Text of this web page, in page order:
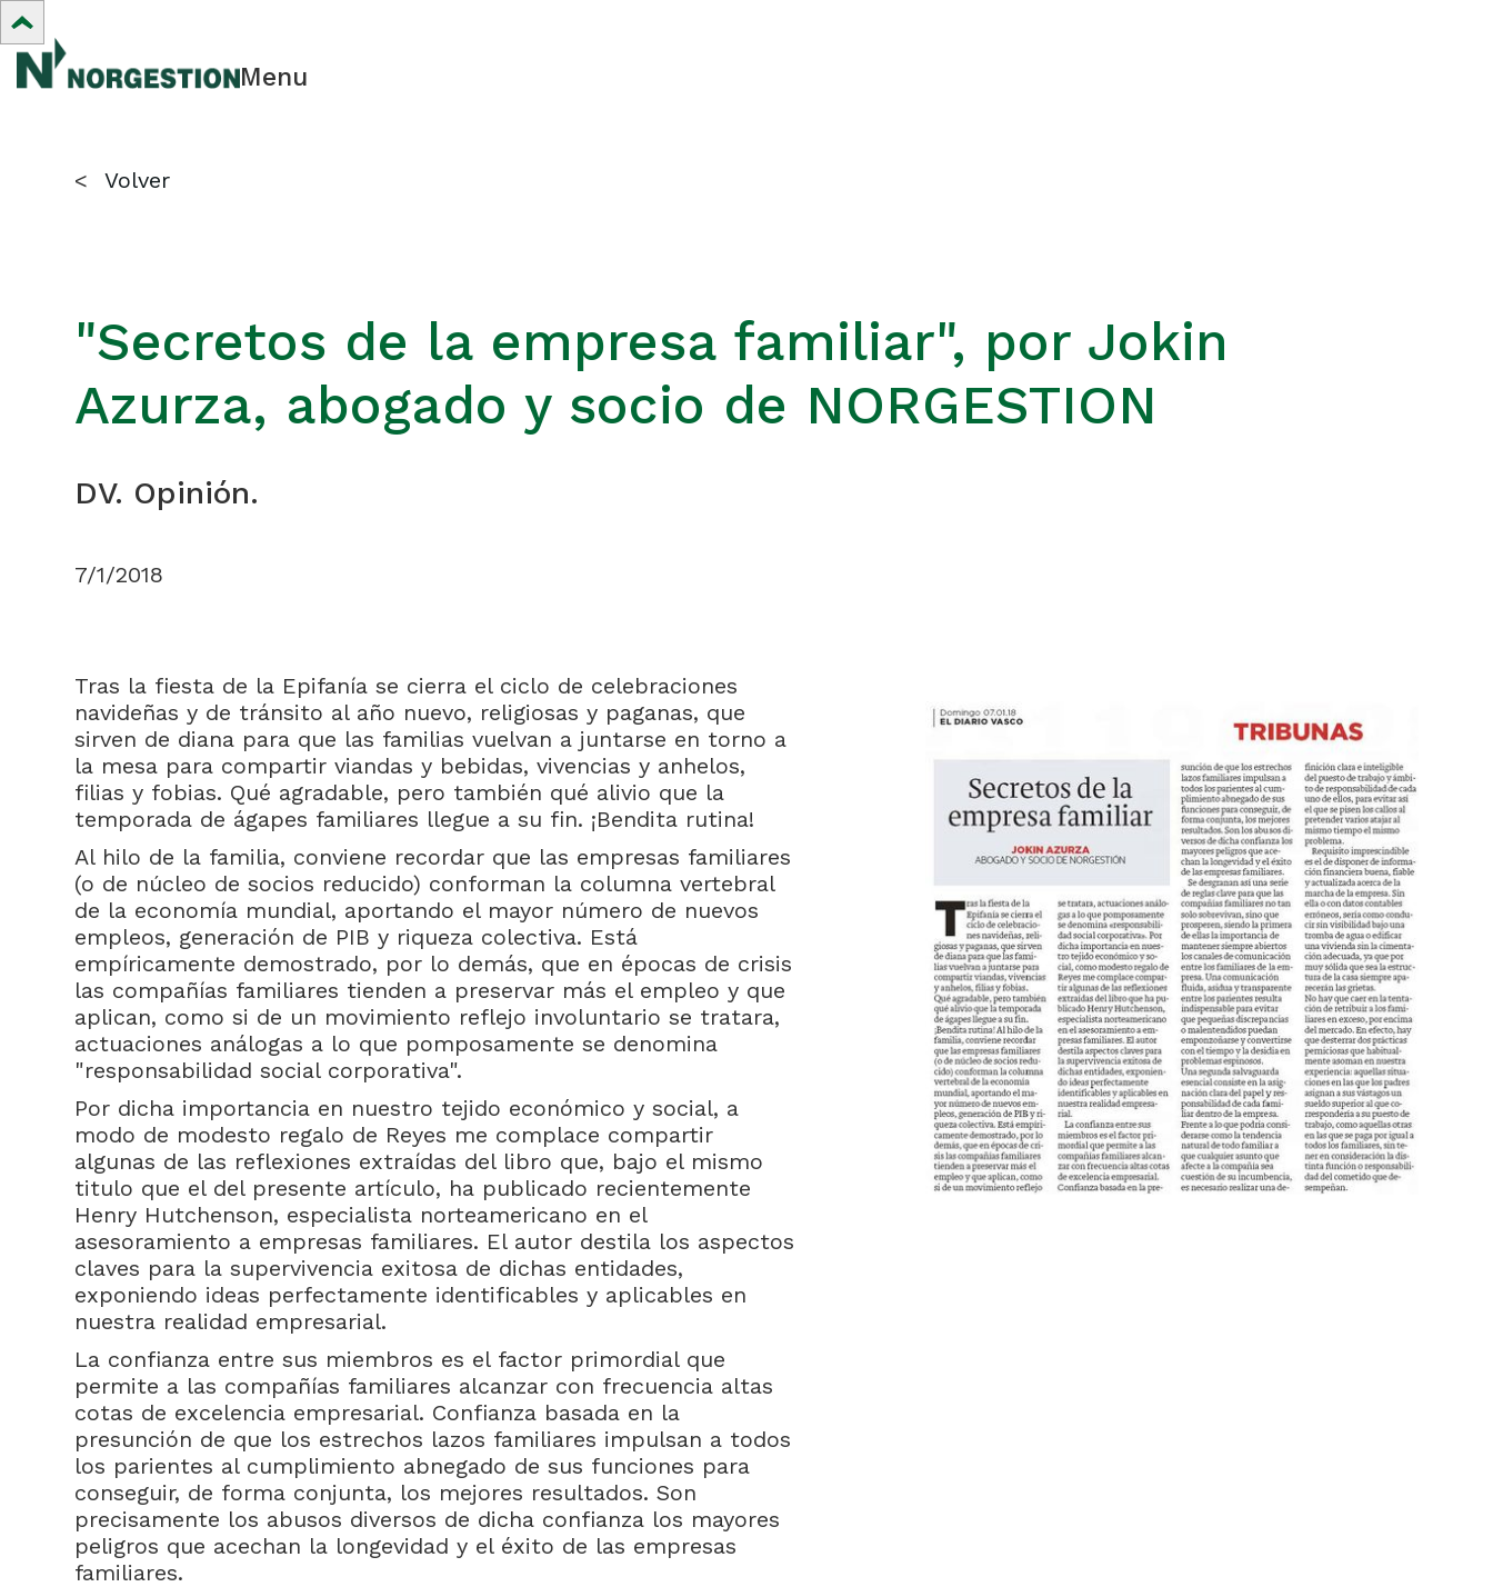
Menu
< Volver
"Secretos de la empresa familiar", por Jokin
Azurza, abogado y socio de NORGESTION
DV. Opinión.
7/1/2018
Tras la fiesta de la Epifanía se cierra el ciclo de celebraciones
navideñas y de tránsito al año nuevo, religiosas y paganas, que
sirven de diana para que las familias vuelvan a juntarse en torno a
la mesa para compartir viandas y bebidas, vivencias y anhelos,
filias y fobias. Qué agradable, pero también qué alivio que la
temporada de ágapes familiares llegue a su fin. ¡Bendita rutina!
Al hilo de la familia, conviene recordar que las empresas familiares
(o de núcleo de socios reducido) conforman la columna vertebral
de la economía mundial, aportando el mayor número de nuevos
empleos, generación de PIB y riqueza colectiva. Está
empíricamente demostrado, por lo demás, que en épocas de crisis
las compañías familiares tienden a preservar más el empleo y que
aplican, como si de un movimiento reflejo involuntario se tratara,
actuaciones análogas a lo que pomposamente se denomina
"responsabilidad social corporativa".
Por dicha importancia en nuestro tejido económico y social, a
modo de modesto regalo de Reyes me complace compartir
algunas de las reflexiones extraídas del libro que, bajo el mismo
titulo que el del presente artículo, ha publicado recientemente
Henry Hutchenson, especialista norteamericano en el
asesoramiento a empresas familiares. El autor destila los aspectos
claves para la supervivencia exitosa de dichas entidades,
exponiendo ideas perfectamente identificables y aplicables en
nuestra realidad empresarial.
La confianza entre sus miembros es el factor primordial que
permite a las compañías familiares alcanzar con frecuencia altas
cotas de excelencia empresarial. Confianza basada en la
presunción de que los estrechos lazos familiares impulsan a todos
los parientes al cumplimiento abnegado de sus funciones para
conseguir, de forma conjunta, los mejores resultados. Son
precisamente los abusos diversos de dicha confianza los mayores
peligros que acechan la longevidad y el éxito de las empresas
familiares.